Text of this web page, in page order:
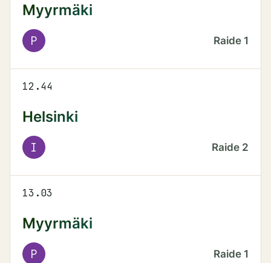
Myyrmäki
P Raide 1
12.44
Helsinki
I Raide 2
13.03
Myyrmäki
P Raide 1